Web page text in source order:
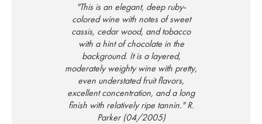
"This is an elegant, deep ruby-
colored wine with notes of sweet
cassis, cedar wood, and tobacco
with a hint of chocolate in the
background. It is a layered,
moderately weighty wine with pretty,
even understated fruit flavors,
excellent concentration, and a long
finish with relatively ripe tannin." R.
Parker (04/2005)